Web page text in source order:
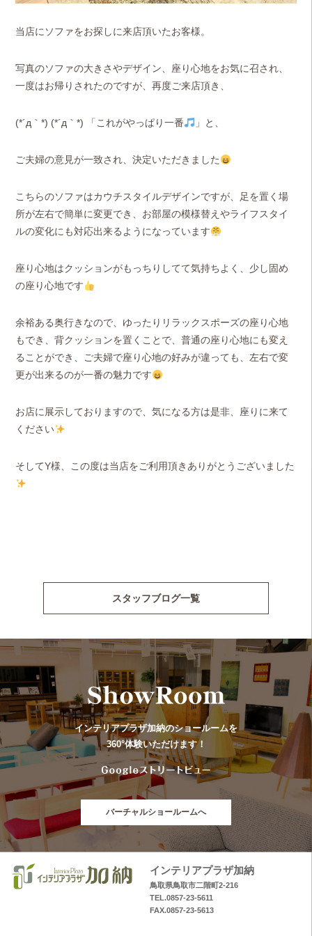
当店にソファをお探しに来店頂いたお客様。
写真のソファの大きさやデザイン、座り心地をお気に召され、
一度はお帰りされたのですが、再度ご来店頂き、
(*´д｀*) (*´д｀*) 「これがやっぱり一番 」と、
ご夫婦の意見が一致され、決定いただきました
こちらのソファはカウチスタイルデザインですが、足を置く場
所が左右で簡単に変更でき、お部屋の模様替えやライフスタイ
ルの変化にも対応出来るようになっています
座り心地はクッションがもっちりしてて気持ちよく、少し固め
の座り心地です
余裕ある奥行きなので、ゆったりリラックスポーズの座り心地
もでき、背クッションを置くことで、普通の座り心地にも変え
ることができ、ご夫婦で座り心地の好みが違っても、左右で変
更が出来るのが一番の魅力です
お店に展示しておりますので、気になる方は是非、座りに来て
ください
そしてY様、この度は当店をご利用頂きありがとうございました
スタッフブログ一覧
インテリアプラザ加納のショールームを
360°体験いただけます！
バーチャルショールームへ
インテリアプラザ加納
鳥取県鳥取市二階町2-216
TEL.0857-23-5611
FAX.0857-23-5613